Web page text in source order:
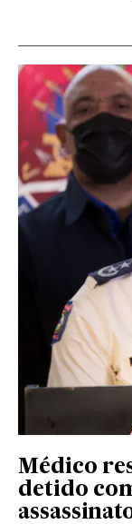
Médico
detido